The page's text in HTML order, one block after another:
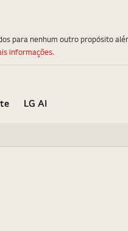
LG AI
para nenhum outro propósito
informações.